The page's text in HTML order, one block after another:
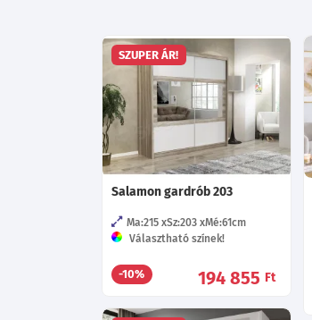
SZUPER ÁR!
Salamon gardrób 203
Ma:215 Sz:203 Mé:61cm
Választható színek!
-10% 194 855 Ft